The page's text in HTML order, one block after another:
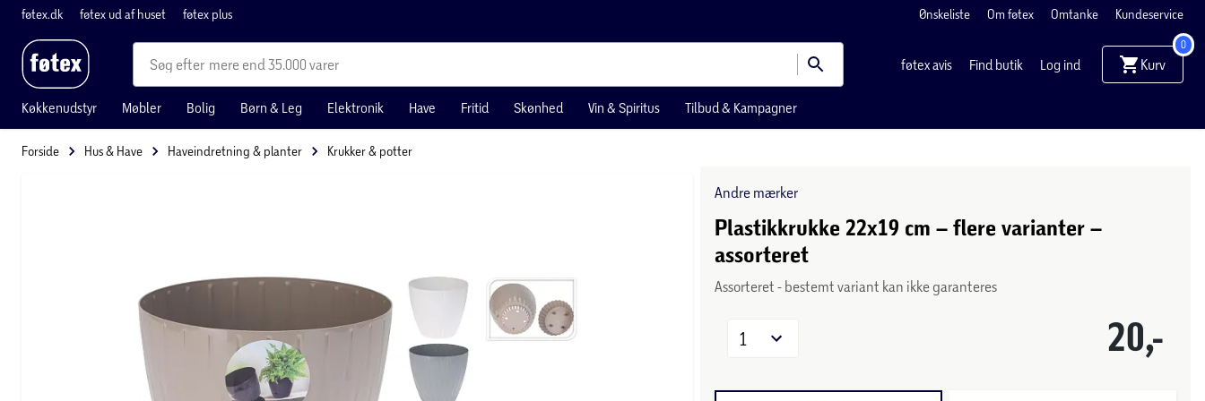
føtex.dk føtex ud af huset føtex plus Ønskeliste Om føtex Omtanke Kundeservice
mere end 35.000 varer føtex avis Find butik Log ind Kurv
0
Køkkenudstyr Møbler Bolig Børn & Leg Elektronik Have Fritid Skønhed Vin & Spiritus Tilbud & Kampagner
Forside Hus & Have Haveindretning & planter Krukker & potter
Andre mærker
Plastikkrukke 22x19 cm – flere varianter –
assorteret
Assorteret - bestemt variant kan ikke garanteres
20,-
1